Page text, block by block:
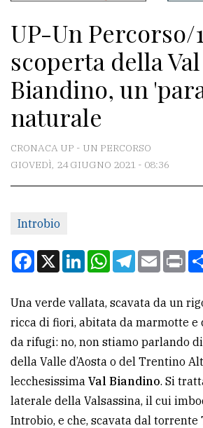
Meteo
CONTATTI
La
Scrivici
tua
pubblicità
CERCA
Cerca
per
comune
Ricerca
avanzata
UP-Un Percorso/
scoperta della Val
Biandino, un
naturale
CRONACA UP - UN PERCORSO
GIOVEDÌ, 24 GIUGNO 2021 - 08:36
Introbio
Facebook
X LinkedInWhatsApp
Telegram
Email
Una verde vallata, scavata da un
ricca di fiori, abitata da marmotte e
da rifugi: no, non stiamo parlando
della Valle d’Aosta o del Trentino
lecchesissima Val Biandino. Si
laterale della Valsassina, il cui
Introbio, e che, scavata dal torrente